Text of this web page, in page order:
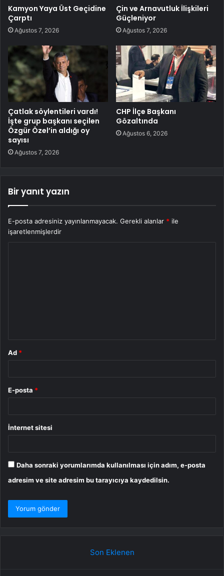
Kamyon Yaya Üst Geçidine
Çarptı
Ağustos 7, 2026
Çin ve Arnavutluk İlişkileri
Güçleniyor
Ağustos 7, 2026
Çatlak söylentileri vardı!
İşte grup başkanı seçilen
Özgür Özel’in aldığı oy
sayısı
Ağustos 7, 2026
CHP İlçe Başkanı
Gözaltında
Ağustos 6, 2026
Bir yanıt yazın
E-posta adresiniz yayınlanmayacak. Gerekli alanlar * ile
işaretlenmişlerdir
Ad *
E-posta *
İnternet sitesi
Daha sonraki yorumlarımda kullanılması için adım, e-posta
adresim ve site adresim bu tarayıcıya kaydedilsin.
Son Eklenen